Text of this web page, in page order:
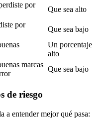
por
Que sea alto
por
Que sea bajo
Un porcentaje
alto
marcas
Que sea bajo
de riesgo
a entender mejor qué pasa: